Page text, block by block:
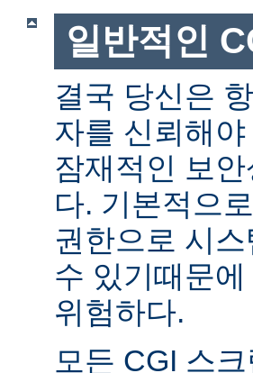
일반적인
결국 당신은
자를 신뢰해
잠재적인 보
다. 기본적으
권한으로 시
수 있기때문
위험하다.
모든 CGI 스